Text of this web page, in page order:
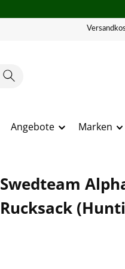
Angebote Marken
Swedteam
Rucksack